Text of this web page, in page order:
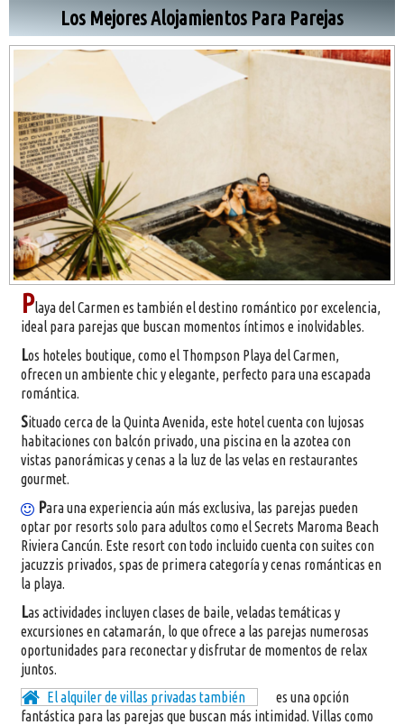
Los Mejores Alojamientos Para Parejas
Playa del Carmen es también el destino romántico por excelencia,
ideal para parejas que buscan momentos íntimos e inolvidables.
Los hoteles boutique, como el Thompson Playa del Carmen,
ofrecen un ambiente chic y elegante, perfecto para una escapada
romántica.
Situado cerca de la Quinta Avenida, este hotel cuenta con lujosas
habitaciones con balcón privado, una piscina en la azotea con
vistas panorámicas y cenas a la luz de las velas en restaurantes
gourmet.
Para una experiencia aún más exclusiva, las parejas pueden
optar por resorts solo para adultos como el Secrets Maroma Beach
Riviera Cancún. Este resort con todo incluido cuenta con suites con
jacuzzis privados, spas de primera categoría y cenas románticas en
la playa.
Las actividades incluyen clases de baile, veladas temáticas y
excursiones en catamarán, lo que ofrece a las parejas numerosas
oportunidades para reconectar y disfrutar de momentos de relax
juntos.
El alquiler de villas privadas también
es una opción
fantástica para las parejas que buscan más intimidad. Villas como